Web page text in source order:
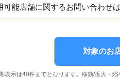
可能店舗に関するお問い合わせは
対象のお
表示は40件までとなります。移動/拡大・縮